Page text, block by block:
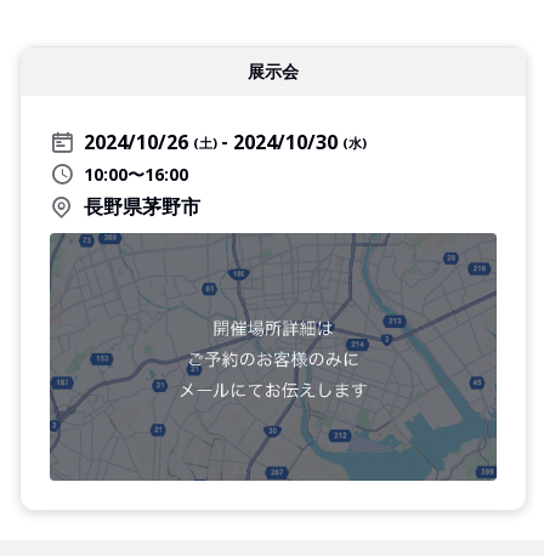
展示会
2024/10/26 (土) 2024/10/30 (水)
10:00〜16:00
長野県茅野市